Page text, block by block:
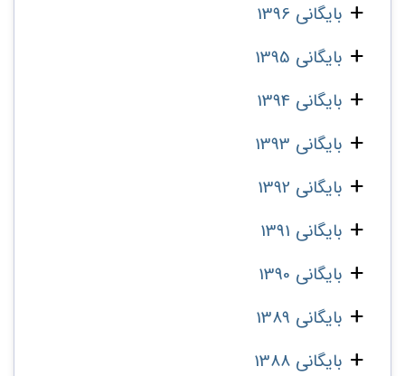
بایگانی 1396
بایگانی 1395
بایگانی 1394
بایگانی 1393
بایگانی 1392
بایگانی 1391
بایگانی 1390
بایگانی 1389
بایگانی 1388